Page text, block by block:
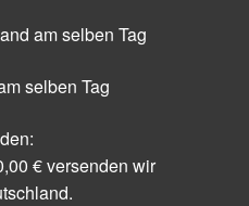
am selben Tag
selben Tag
€ versenden wir